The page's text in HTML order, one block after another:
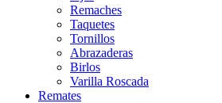
Remaches
Taquetes
Tornillos
Abrazaderas
Birlos
Varilla Roscada
Remates